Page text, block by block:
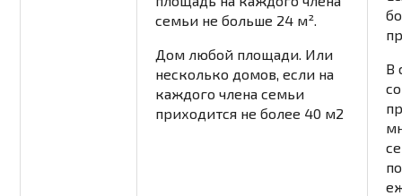
семьи не больше 24 м².
Дом любой площади. Или
несколько домов, если на
каждого члена семьи
приходится не более 40 м2
В